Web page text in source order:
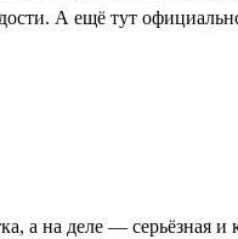
А ещё тут
а на деле — серьёзная и